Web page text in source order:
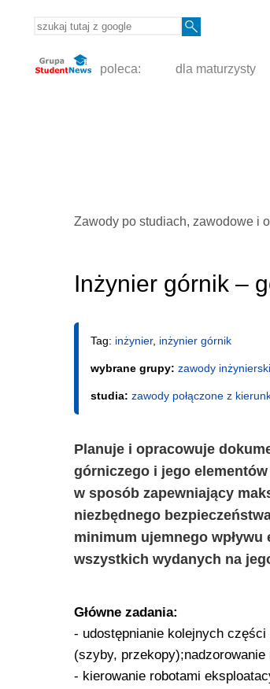
poleca: dla maturzysty
Zawody po studiach, zawodowe i
Inżynier górnik –
Tag: inżynier, inżynier górnik
wybrane grupy: zawody
studia: zawody połączone z
Planuje i opracowuje
górniczego i jego
w sposób zapewniający
niezbędnego
minimum ujemnego
wszystkich wydanych na
Główne zadania:
- udostępnianie kolejnych
(szyby,
- kierowanie robotami